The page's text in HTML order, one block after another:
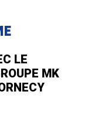
LE
MK